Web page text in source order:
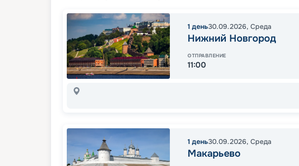
1 день30.09.2026, Среда
Нижний Новгород
ОТПРАВЛЕНИЕ
11:00
1 день30.09.2026, Среда
Макарьево